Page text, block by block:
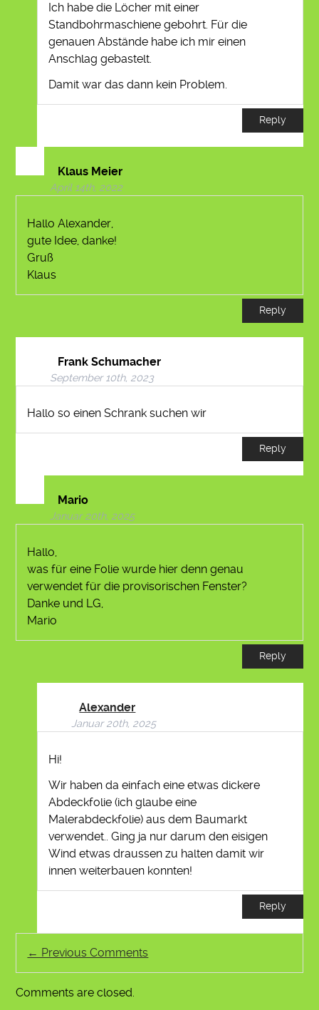
Ich habe die Löcher mit einer
Standbohrmaschiene gebohrt. Für die
genauen Abstände habe ich mir einen
Anschlag gebastelt.
Damit war das dann kein Problem.
Reply
Klaus Meier
April 14th, 2022
Hallo Alexander,
gute Idee, danke!
Gruß
Klaus
Reply
Frank Schumacher
September 10th, 2023
Hallo so einen Schrank suchen wir
Reply
Mario
Januar 20th, 2025
Hallo,
was für eine Folie wurde hier denn genau
verwendet für die provisorischen Fenster?
Danke und LG,
Mario
Reply
Alexander
Januar 20th, 2025
Hi!
Wir haben da einfach eine etwas dickere
Abdeckfolie (ich glaube eine
Malerabdeckfolie) aus dem Baumarkt
verwendet.. Ging ja nur darum den eisigen
Wind etwas draussen zu halten damit wir
innen weiterbauen konnten!
Reply
← Previous Comments
Comments are closed.